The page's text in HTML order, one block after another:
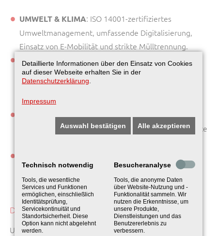
UMWELT & KLIMA: ISO 14001-zertifiziertes
Umweltmanagement, umfassende Digitalisierung,
Einsatz von E-Mobilität und strikte Mülltrennung.
ARBEITS & SOZIALES : ISO 45001-zertifizierter
Arbeits- und Gesundheitsschutz, interne Programme
zur Mitarbeiterentwicklung und Schulung durch
unsere Akademie DASM.
ETHISCHES HANDELN: ISO 9001-zertifiziertes
Qualitätsmanagement, klare Richtlinien zu Compliance
Nachhaltigkeitskriterien in Lieferverträge und
Bevorzugung regionaler Anbieter.
DIREKTER MEHRWERT FÜR UNSERE KUNDEN
Unsere Kunden erwarten verlässliche und
Detaillierte Informationen über den Einsatz von Cookies
auf dieser Webseite erhalten Sie in der
Datenschutzerklärung
Impressum
Auswahl bestätigen Alle akzeptieren
Technisch notwendig
Tools, die wesentliche
Services und Funktionen
ermöglichen, einschließlich
Identitätsprüfung,
Servicekontinuität und
Standortsicherheit. Diese
Option kann nicht abgelehnt
werden.
Besucheranalyse
Tools, die anonyme Daten
über Website-Nutzung und -
Funktionalität sammeln. Wir
nutzen die Erkenntnisse, um
unsere Produkte,
Dienstleistungen und das
Benutzererlebnis zu
verbessern.